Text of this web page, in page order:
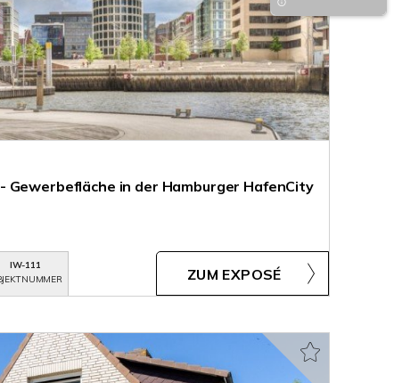
Gewerbefläche in der Hamburger HafenCity
IW-111
ZUM EXPOSÉ